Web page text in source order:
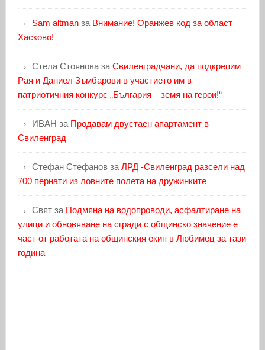
Sam altmanза Внимание! Оранжев код за област
Хасково!
Стела СтояновазаСвиленградчани, да подкрепим
Рая и Даниел Зъмбарови в участието им в
патриотичния конкурс „България – земя на герои!“
ИВАН за Продавам двустаен апартамент в
Свиленград
Стефан СтефановзаЛРД -Свиленград разсели над
700 пернати из ловните полета на дружинките
Святза Подмяна на водопроводи, асфалтиране на
улици и обновяване на сгради с общинско значение е
част от работата на общинския екип в Любимец за тази
година